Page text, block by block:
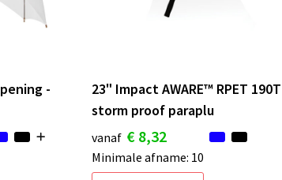
-
23" Impact AWARE™ RPET 190T
storm proof paraplu
vanaf € 8,32
Minimale afname: 10